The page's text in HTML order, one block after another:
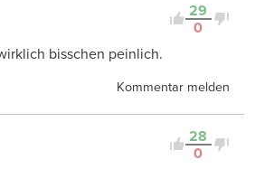
29
0
bisschen peinlich.
Kommentar melden
28
0